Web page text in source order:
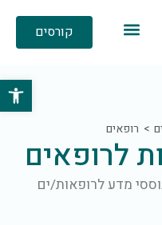
פתח
קורסים
רופאים
לרופאים
מדע לרופאות/ים